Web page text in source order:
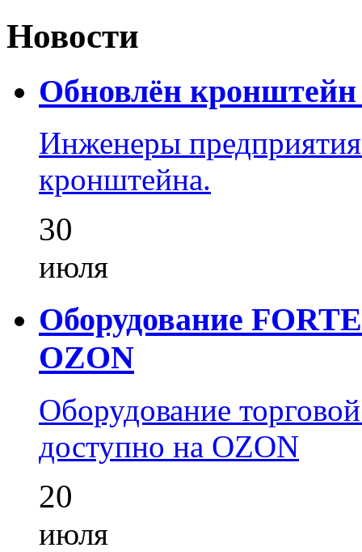
Новости
Обновлён
Инженеры
кронштейна.
30
июля
Оборудование
OZON
Оборудование
доступно на OZON
20
июля